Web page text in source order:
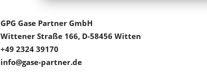
GPG Gase Partner GmbH
Wittener Straße 166, D-58456 Witten
+49 2324 39170
info@gase-partner.de